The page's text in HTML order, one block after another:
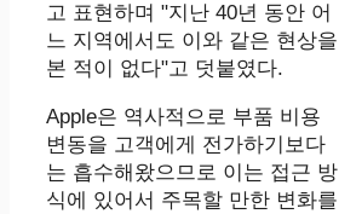
고 표현하며 "지난 40년 동안 어
느 지역에서도 이와 같은 현상을
본 적이 없다"고 덧붙였다.
Apple은 역사적으로 부품 비용
변동을 고객에게 전가하기보다
는 흡수해왔으므로 이는 접근 방
식에 있어서 주목할 만한 변화를